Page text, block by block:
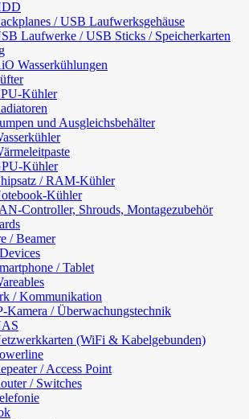
/ USB Laufwerksgehäuse
Laufwerke / USB Sticks / Speicherkarten
Wasserkühlungen
Kühler
und Ausgleichsbehälter
Kühler
/ RAM-Kühler
Kühler
Controller, Shrouds, Montagezubehör
/ Beamer
/ Tablet
/ Kommunikation
Kamera / Überwachungstechnik
(WiFi & Kabelgebunden)
/ Access Point
/ Switches